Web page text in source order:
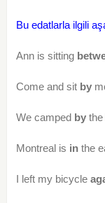
Bu edatlarla ilgili
Ann is sitting
Come and sit by
We camped bythe
Montreal is inthe
I left my bicycle